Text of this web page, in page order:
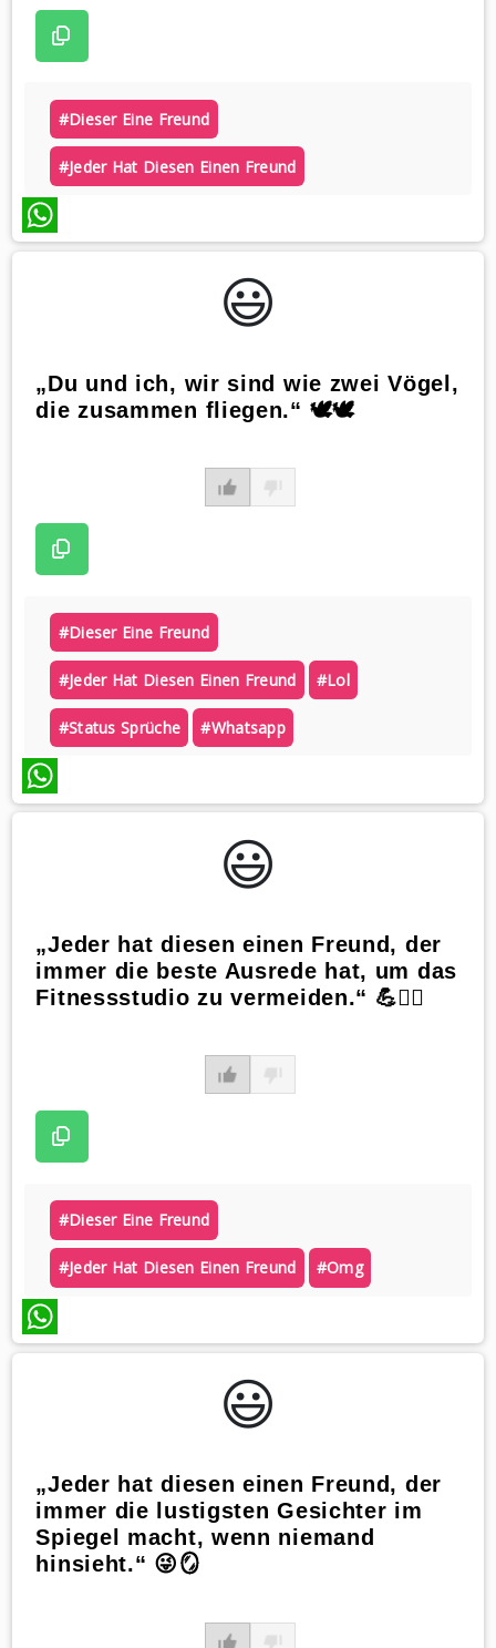
#dieser Eine Freund
#jeder Hat Diesen Einen Freund
WhatsApp
😃️
„Du und ich, wir sind wie zwei Vögel,
die zusammen fliegen.“ 🕊️🕊️
#dieser Eine Freund
#jeder Hat Diesen Einen Freund #lol
#status Sprüche #whatsapp
WhatsApp
😃️
„Jeder hat diesen einen Freund, der
immer die beste Ausrede hat, um das
Fitnessstudio zu vermeiden.“ 💪🤷‍♀️
#dieser Eine Freund
#jeder Hat Diesen Einen Freund #omg
WhatsApp
😃️
„Jeder hat diesen einen Freund, der
immer die lustigsten Gesichter im
Spiegel macht, wenn niemand
hinsieht.“ 😜🪞